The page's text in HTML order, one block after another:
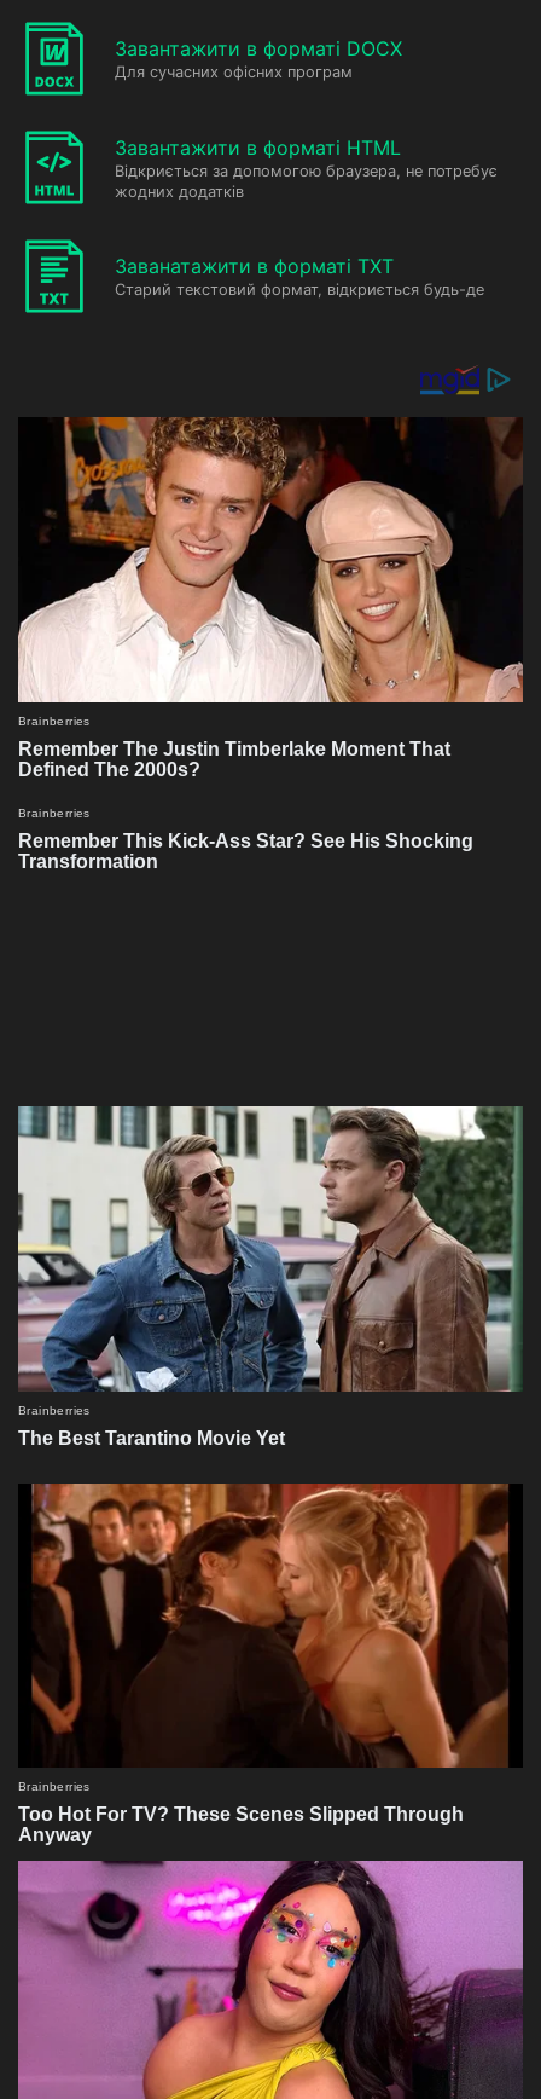
Завантажити в форматі DOCX
Для сучасних офісних програм
Завантажити в форматі HTML
Відкриється за допомогою браузера, не потребує
жодних додатків
Заванатажити в форматі TXT
Старий текстовий формат, відкриється будь-де